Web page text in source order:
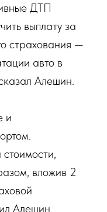
ДТП
выплату за
страхования —
авто в
Алешин.
и
вложив 2
Алешин.